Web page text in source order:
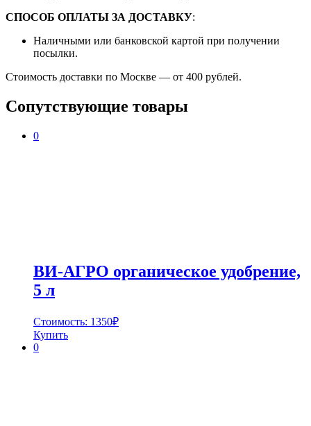
СПОСОБ ОПЛАТЫ ЗА ДОСТАВКУ:
Наличными или банковской картой при получении
посылки.
Стоимость доставки по Москве — от 400 рублей.
Сопутствующие товары
0
ВИ-АГРО органическое удобрение,
5 л
Стоимость: 1350₽
Купить
0